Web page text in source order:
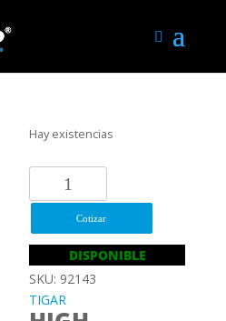
Hay existencias
225/45R17
94W
HIGH
PERFORMANCE
4001
cantidad
Cotizar
DISPONIBLE
SKU: 92143
TIGAR